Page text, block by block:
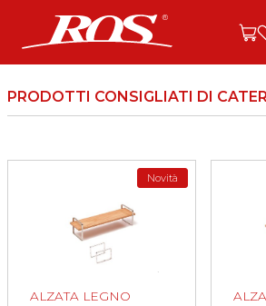
PRODOTTI CONSIGLIATI DI
Novità
ALZATA LEGNO